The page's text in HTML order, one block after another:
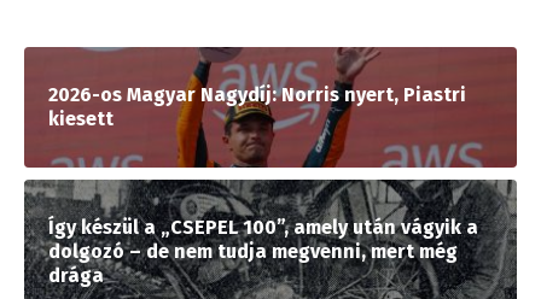
2026-os Magyar Nagydíj: Norris nyert, Piastri
kiesett
Így készül a „CSEPEL 100”, amely után vágyik a
dolgozó – de nem tudja megvenni, mert még
drága